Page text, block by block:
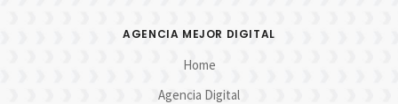
AGENCIA MEJOR DIGITAL
Home
Agencia Digital